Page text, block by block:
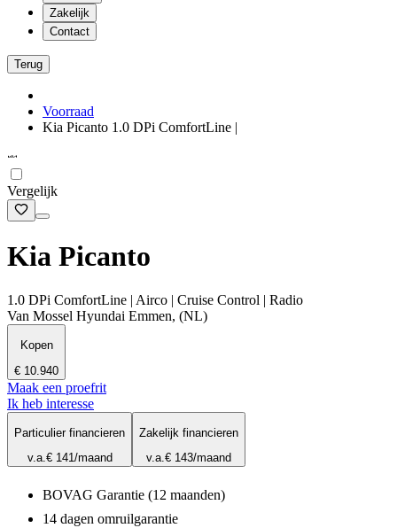
Zakelijk
Contact
Terug
Voorraad
Kia Picanto 1.0 DPi ComfortLine |
Vergelijk
Kia Picanto
1.0 DPi ComfortLine | Airco | Cruise Control | Radio
Van Mossel Hyundai Emmen, (NL)
Kopen
€ 10.940
Maak een proefrit
Ik heb interesse
Particulier financieren
v.a.€ 141/maand
Zakelijk financieren
v.a.€ 143/maand
BOVAG Garantie (12 maanden)
14 dagen omruilgarantie